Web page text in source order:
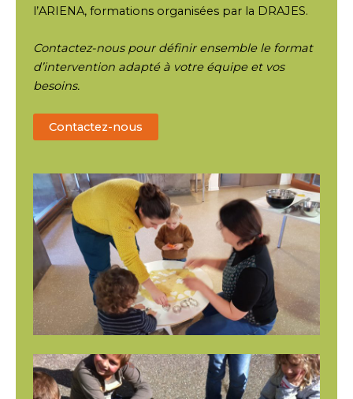
l’ARIENA, formations organisées par la DRAJES.
Contactez-nous pour définir ensemble le format
d’intervention adapté à votre équipe et vos
besoins.
Contactez-nous